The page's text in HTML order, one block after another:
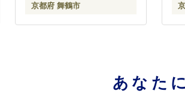
京都府 舞鶴市
べ
あなた